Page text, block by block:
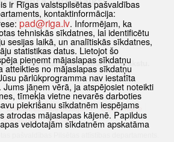
8.30 – 18.00
– 17.00
tikai ar iepriekšēju pierakstu.
Biežāk uzdotie jautājumi
Lapas karte
Sīkdatnes
Kontakti
pašvaldības Pilsētas attīstības departaments.
ir Rīgas valstspilsētas pašvaldības
kontaktinformācija:
pad@riga.lv. Informējam, ka
tehniskās sīkdatnes, lai identificētu
sesijas laikā, un analītiskās sīkdatnes,
statistikas datus. Lietojot šo
pieņemt mājaslapas sīkdatņu
atteikties no mājaslapas sīkdatņu
pārlūkprogramma nav iestatīta
jāņem vērā, ja atspējosiet noteikti
tīmekļa vietne nevarēs darboties
piekrišanu sīkdatnēm iespējams
atrodas mājaslapas kājenē. Papildus
veidotajām sīkdatnēm apskatāma